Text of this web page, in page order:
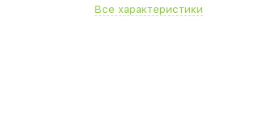
Все характеристики